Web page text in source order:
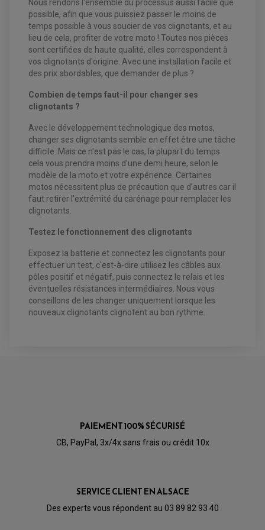
FREINAGE
ACCESSOIRE + VISSERIE FREINAGE
DISQUE DE FREIN
PLAQUETTE DE FREIN
KIT DURITE DE FREIN
KIT RÉPARATION ÉTRIER DE FREIN
KIT RÉPARATION MAÎTRE CYLINDRE
HUILE ET PRODUIT D'ENTRETIEN
HUILE MOTEUR
PRODUIT D'ENTRETIEN
PARTIE CYCLE
ARAIGNÉE / SUPPORT CARÉNAGE
BULLE / PARE-BRISE
CABLE D'EMBRAYAGE
KIT RABAISSEMENT MOTO
LEVIER DE FREIN
LEVIER D'EMBRAYAGE
OPTIQUE TYPE ORIGINE
PÉDALE DE FREIN
REPOSE PIED TYPE ORIGINE
RETROVISEUR MOTO TYPE ORIGINE
SÉLECTEUR DE VITESSE
PRODUIT ENTRETIEN
FILTRE A HUILE
BOUGIE SCOOTER
PRODUIT D'ENTRETIEN
HUILE ET LUBRIFIANTS SCOOTER
HUILE SCOOTER
PARTIE CYCLE
LEVIER DE FREIN
RÉTROVISEUR TYPE ORIGINE
PIÈCE MOTEUR
GALET DE VARIATEUR
COURROIE
VARIATEUR SCOOTER
PLAQUETTES DE FREIN QUAD / SSV
HUILE ET PRODUIT D'ENTRETIEN QUAD
HUILE POUR QUAD
PRODUIT D'ENTRETIEN QUAD
CHAÎNE A NEIGE QUAD-SSV
CHAÎNES A NEIGE
CLOUS / CRAMPON VISSABLE
ÉLARGISSEURES DE VOIES QUAD
JANTES QUAD ET SSV
EQUIPEMENT FREINAGE MOTO CROSS ET
ENDURO
ACCESSOIRES FREINAGE
DISQUE DE FREIN AVANT
DISQUE DE FREIN ARRIÈRE
PLAQUETTE DE FREIN
KIT RÉPARATION MAÎTRE CYLINDRE
KIT RÉPARATION ÉTRIER DE FREIN
ROULEMENT MOTO CROSS ET ENDURO
ROULEMENT DE ROUE AVANT
ROULEMENT DE ROUE ARRIÈRE
ROULEMENT D'AMORTISSEUR
ROULEMENT BIELLETTES
ROULEMENT COLONNE DE DIRECTION
ROULEMENT BRAS OSCILLANT
Nous rendons l'ensemble du processus aussi facile que
possible, afin que vous puissiez passer le moins de
temps possible à vous soucier de vos clignotants, et au
lieu de cela, profiter de votre moto ! Toutes nos pièces
sont certifiées de haute qualité, elles correspondent à
vos clignotants d'origine. Avec une installation facile et
des prix abordables, que demander de plus ?
Combien de temps faut-il pour changer ses
clignotants ?
Avec le développement technologique des motos,
changer ses clignotants semble en effet être une tâche
difficile. Mais ce n’est pas le cas, la plupart du temps
cela vous prendra moins d’une demi heure, selon le
modèle de la moto et votre expérience. Certaines
motos nécessitent plus de précaution que d’autres car il
faut retirer l'extrémité du carénage pour remplacer les
clignotants.
Testez le fonctionnement des clignotants
Exposez la batterie et connectez les clignotants pour
effectuer un test, c'est-à-dire utilisez les câbles aux
pôles positif et négatif, puis connectez le relais et les
éventuelles résistances intermédiaires. Nous vous
conseillons de les changer uniquement lorsque les
nouveaux clignotants clignotent au bon rythme.
PAIEMENT 100% SÉCURISÉ
CB, PayPal, 3x/4x sans frais ou crédit 10x
SERVICE CLIENT EN ALSACE
Des experts vous répondent au 03 89 82 93 40